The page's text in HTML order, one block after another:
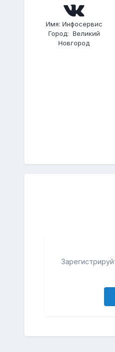
Имя: Инфосервис
Город: Великий
Новгород